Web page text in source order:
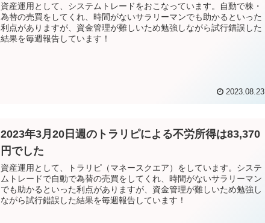
資産運用として、システムトレードをおこなっています。自動で株・
為替の売買をしてくれ、時間がないサラリーマンでも助かるといった
利点がありますが、資金管理が難しいため勉強しながら試行錯誤した
結果を毎週報告しています！
2023.08.23
2023年3月20日週のトラリピによる不労所得は83,370
円でした
資産運用として、トラリピ（マネースクエア）をしています。システ
ムトレードで自動で為替の売買をしてくれ、時間がないサラリーマン
でも助かるといった利点がありますが、資金管理が難しいため勉強し
ながら試行錯誤した結果を毎週報告しています！